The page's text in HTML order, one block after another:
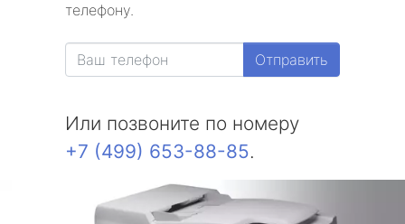
телефону.
Отправить
Или позвоните по номеру
+7 (499) 653-88-85.